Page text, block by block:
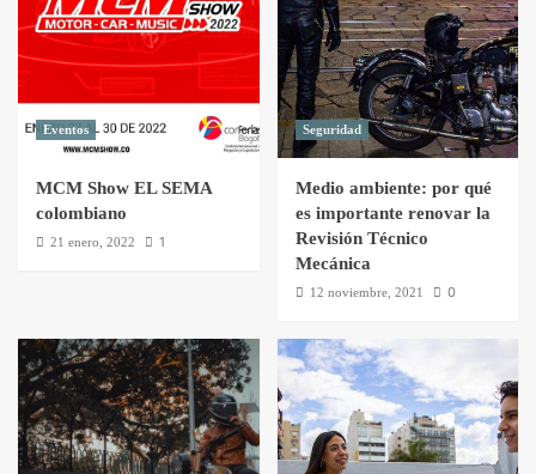
Eventos
MCM Show EL SEMA
colombiano
21 enero, 2022 1
Seguridad
Medio ambiente: por qué
es importante renovar la
Revisión Técnico
Mecánica
12 noviembre, 2021 0